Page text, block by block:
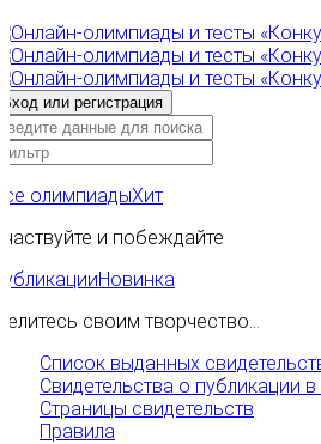
олимпиадыХит
и побеждайте
Новинка
своим творчество...
Список выданных
Свидетельства о публикации
Страницы свидетельств
Правила